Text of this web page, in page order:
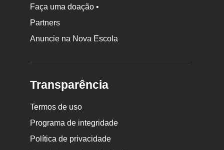
Faça uma doação •
Partners
Anuncie na Nova Escola
Transparência
Termos de uso
Programa de integridade
Política de privacidade